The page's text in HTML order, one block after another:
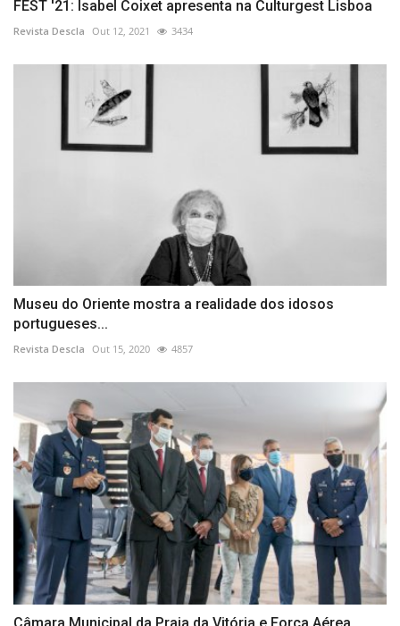
FEST '21: Isabel Coixet apresenta na Culturgest Lisboa
Revista Descla Out 12, 2021 3434
Museu do Oriente mostra a realidade dos idosos
portugueses...
Revista Descla Out 15, 2020 4857